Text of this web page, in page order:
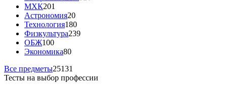
МХК201
Астрономия20
Технология180
Физкультура239
ОБЖ100
Экономика80
Все предметы25131
Тесты на выбор профессии